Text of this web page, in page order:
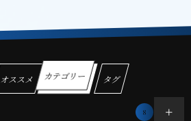
オススメ カテゴリー タグ
8